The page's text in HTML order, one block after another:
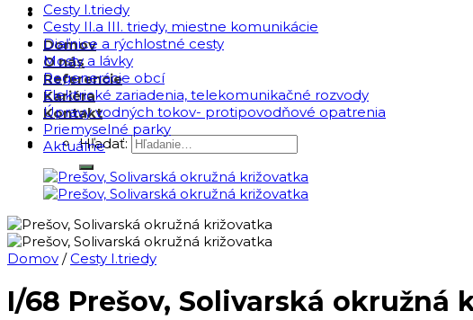
Domov
O nás
Referencie
Kariéra
Kontakt
Hľadať:
Cesty I.triedy
Cesty II.a III. triedy, miestne komunikácie
Diaľnice a rýchlostné cesty
Mosty a lávky
Regenerácie obcí
Elektrické zariadenia, telekomunikačné rozvody
Úpravy vodných tokov- protipovodňové opatrenia
Priemyselné parky
Aktuálne
Domov / Cesty I.triedy
I/68 Prešov, Solivarská okružná